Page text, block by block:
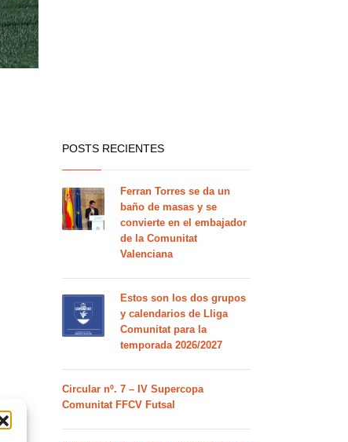
POSTS RECIENTES
Ferran Torres se da un
baño de masas y se
convierte en el embajador
de la Comunitat
Valenciana
Estos son los dos grupos
y calendarios de Lliga
Comunitat para la
temporada 2026/2027
Circular nº. 7 – IV Supercopa
Comunitat FFCV Futsal